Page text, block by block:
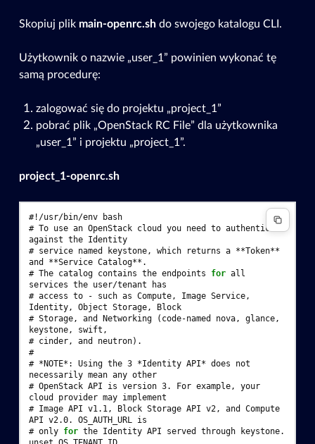
Skopiuj plik main-openrc.sh do swojego katalogu CLI.
Użytkownik o nazwie „user_1” powinien wykonać tę
samą procedurę:
zalogować się do projektu „project_1”
pobrać plik „OpenStack RC File” dla użytkownika
„user_1” i projektu „project_1”.
project_1-openrc.sh
#!/usr/bin/env
# To use an OpenStack cloud you need to authenticate
against the
# service named keystone, which returns a **Token**
and
**Service
# The catalog contains the endpoints for all
services the user/tenant
# access to - such as Compute, Image Service,
Identity,
Object Storage,
# Storage, and Networking ( code-named nova,
glance,
keystone,
# cinder, and neutron)
#
# *NOTE*: Using the 3 *Identity API* does
not
necessarily mean any
# OpenStack API is version 3. For example,
your
cloud
provider may
# Image API v1.1, Block Storage API v2, and
Compute
API v2.0. OS_AUTH_URL
# only for the Identity API served through